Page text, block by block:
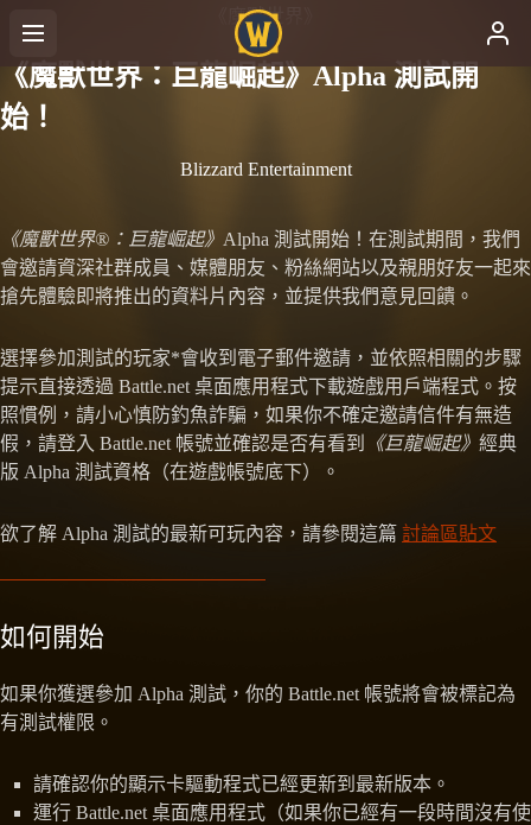
《魔獸世界》
《魔獸世界：巨龍崛起》Alpha 測試開
始！
Blizzard Entertainment
《魔獸世界®：巨龍崛起》 Alpha 測試開始！在測試期間，我們
會邀請資深社群成員、媒體朋友、粉絲網站以及親朋好友一起來
搶先體驗即將推出的資料片內容，並提供我們意見回饋。
選擇參加測試的玩家*會收到電子郵件邀請，並依照相關的步驟
提示直接透過 Battle.net 桌面應用程式下載遊戲用戶端程式。按
照慣例，請小心慎防釣魚詐騙，如果你不確定邀請信件有無造
假，請登入 Battle.net 帳號並確認是否有看到
《巨龍崛起》 經典
版 Alpha 測試資格（在遊戲帳號底下）。
欲了解 Alpha 測試的最新可玩內容，請參閱這篇 討論區貼文
如何開始
如果你獲選參加 Alpha 測試，你的 Battle.net 帳號將會被標記為
有測試權限。
請確認你的顯示卡驅動程式已經更新到最新版本。
運行 Battle.net 桌面應用程式（如果你已經有一段時間沒有使